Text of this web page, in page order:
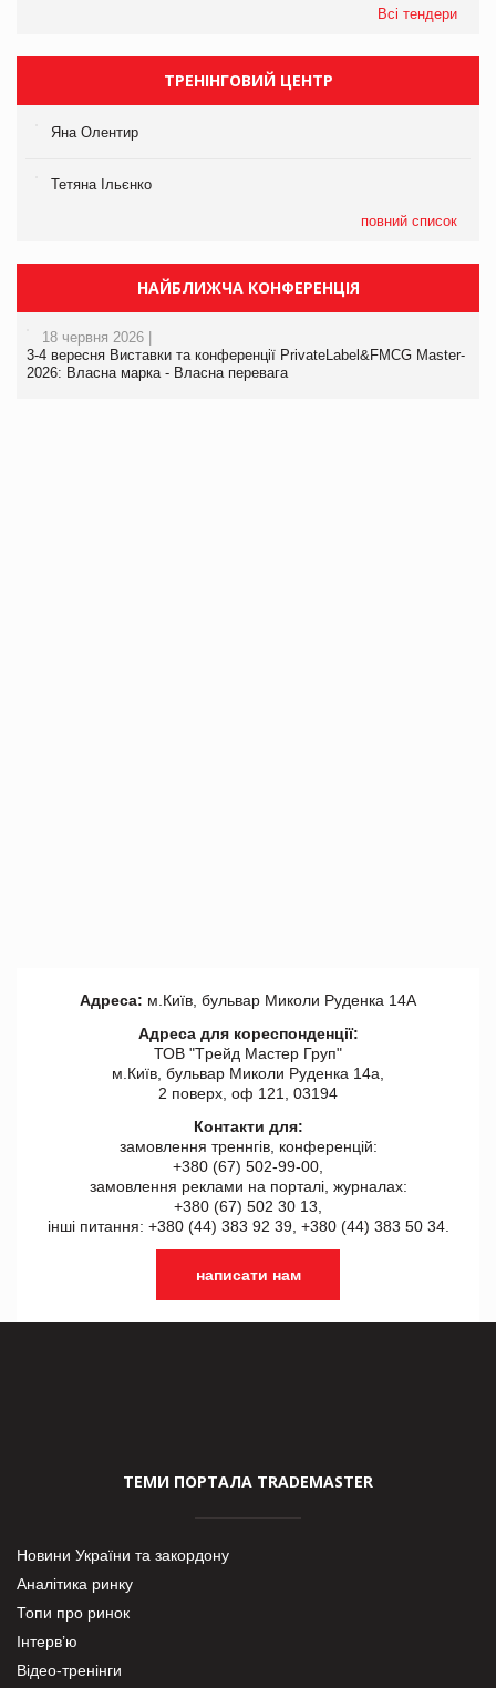
Всі тендери
ТРЕНІНГОВИЙ ЦЕНТР
Яна Олентир
Тетяна Ільєнко
повний список
НАЙБЛИЖЧА КОНФЕРЕНЦІЯ
18 червня 2026 |
3-4 вересня Виставки та конференції PrivateLabel&FMCG Master-
2026: Власна марка - Власна перевага
Адреса: м.Київ, бульвар Миколи Руденка 14А
Адреса для кореспонденції:
ТОВ "Tрейд Мастер Груп"
м.Київ, бульвар Миколи Руденка 14а,
2 поверх, оф 121, 03194
Контакти для:
замовлення треннгів, конференцій:
+380 (67) 502-99-00,
замовлення реклами на порталі, журналах:
+380 (67) 502 30 13,
інші питання: +380 (44) 383 92 39, +380 (44) 383 50 34.
написати нам
ТЕМИ ПОРТАЛА TRADEMASTER
Новини України та закордону
Аналітика ринку
Топи про ринок
Інтерв’ю
Відео-тренінги